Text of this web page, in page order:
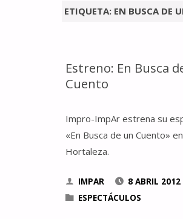
ETIQUETA: EN BUSCA DE
Estreno: En Busca
Cuento
Impro-ImpAr estrena su
«En Busca de un Cuento»
Hortaleza.
IMPAR
8 ABRIL 2012
ESPECTÁCULOS